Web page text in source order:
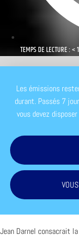
TEMPS DE LECTURE : <
Les émissions
durant. Passés 7
vous devez
Jean Darnel consacrait